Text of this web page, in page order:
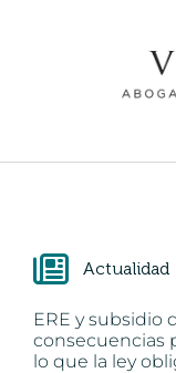
Actualidad
ERE y subsidio
consecuencias
lo que la ley